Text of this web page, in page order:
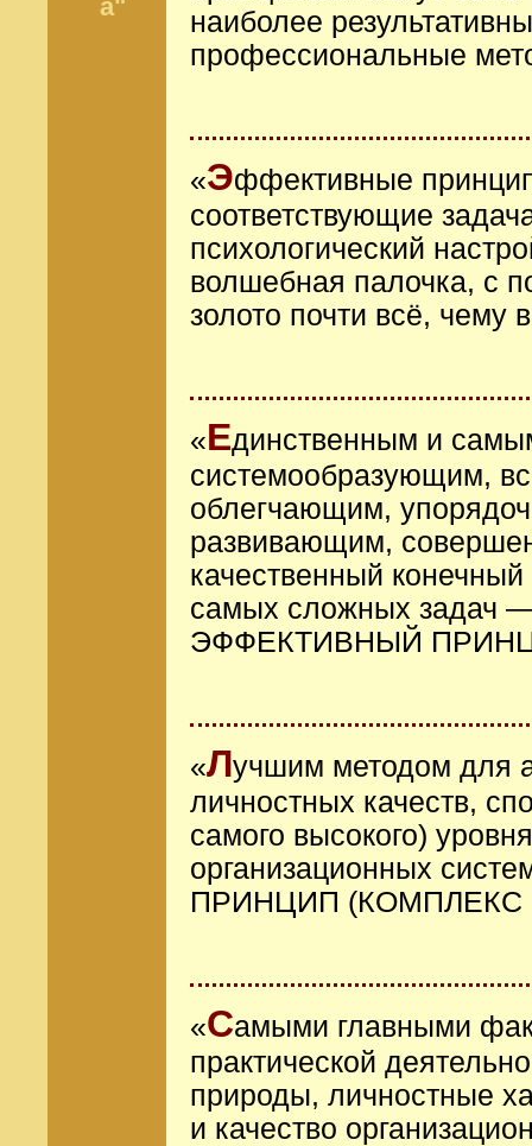
а"
наиболее
профессиональные
«Эффективные
соответствующие
психологический
волшебная палочка, с
золото почти всё, чему
«Единственным и
системообразующим,
облегчающим,
развивающим,
качественный
самых сложных задач —
ЭФФЕКТИВНЫЙ
«Лучшим методом для
личностных качеств,
самого высокого)
организационных
ПРИНЦИП
«Самыми главными
практической
природы, личностные
и качество